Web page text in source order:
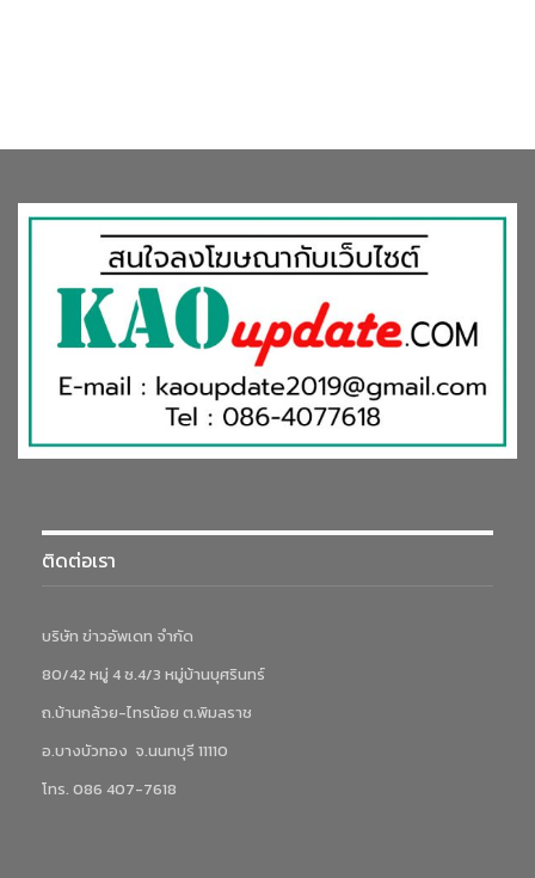
ติดต่อเรา
บริษัท ข่าวอัพเดท จำกัด
80/42 หมู่ 4 ซ.4/3 หมู่บ้านบุศรินทร์
ถ.บ้านกล้วย-ไทรน้อย ต.พิมลราช
อ.บางบัวทอง จ.นนทบุรี 11110
โทร. 086 407-7618